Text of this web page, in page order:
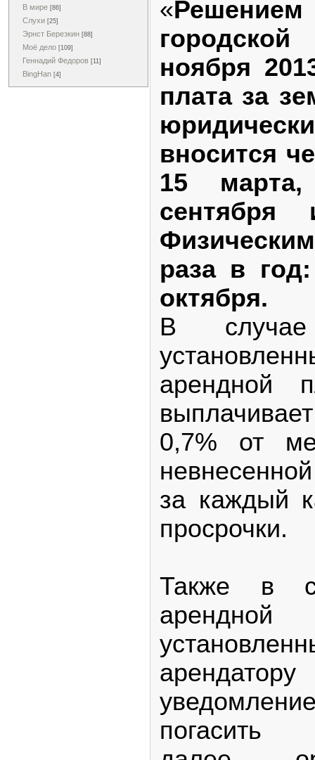
В мире [86]
Слухи [25]
Эрнст Березкин [88]
Моё дело [109]
Геннадий Федоров [11]
BingHan [4]
«
ноября
плата за
вносится
15
раза в
октября.
В
арендной
0,7% от
за каждый
просрочки.
Также в
погасить